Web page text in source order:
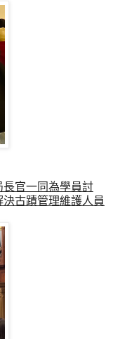
官一同為學員討
古蹟管理維護人員